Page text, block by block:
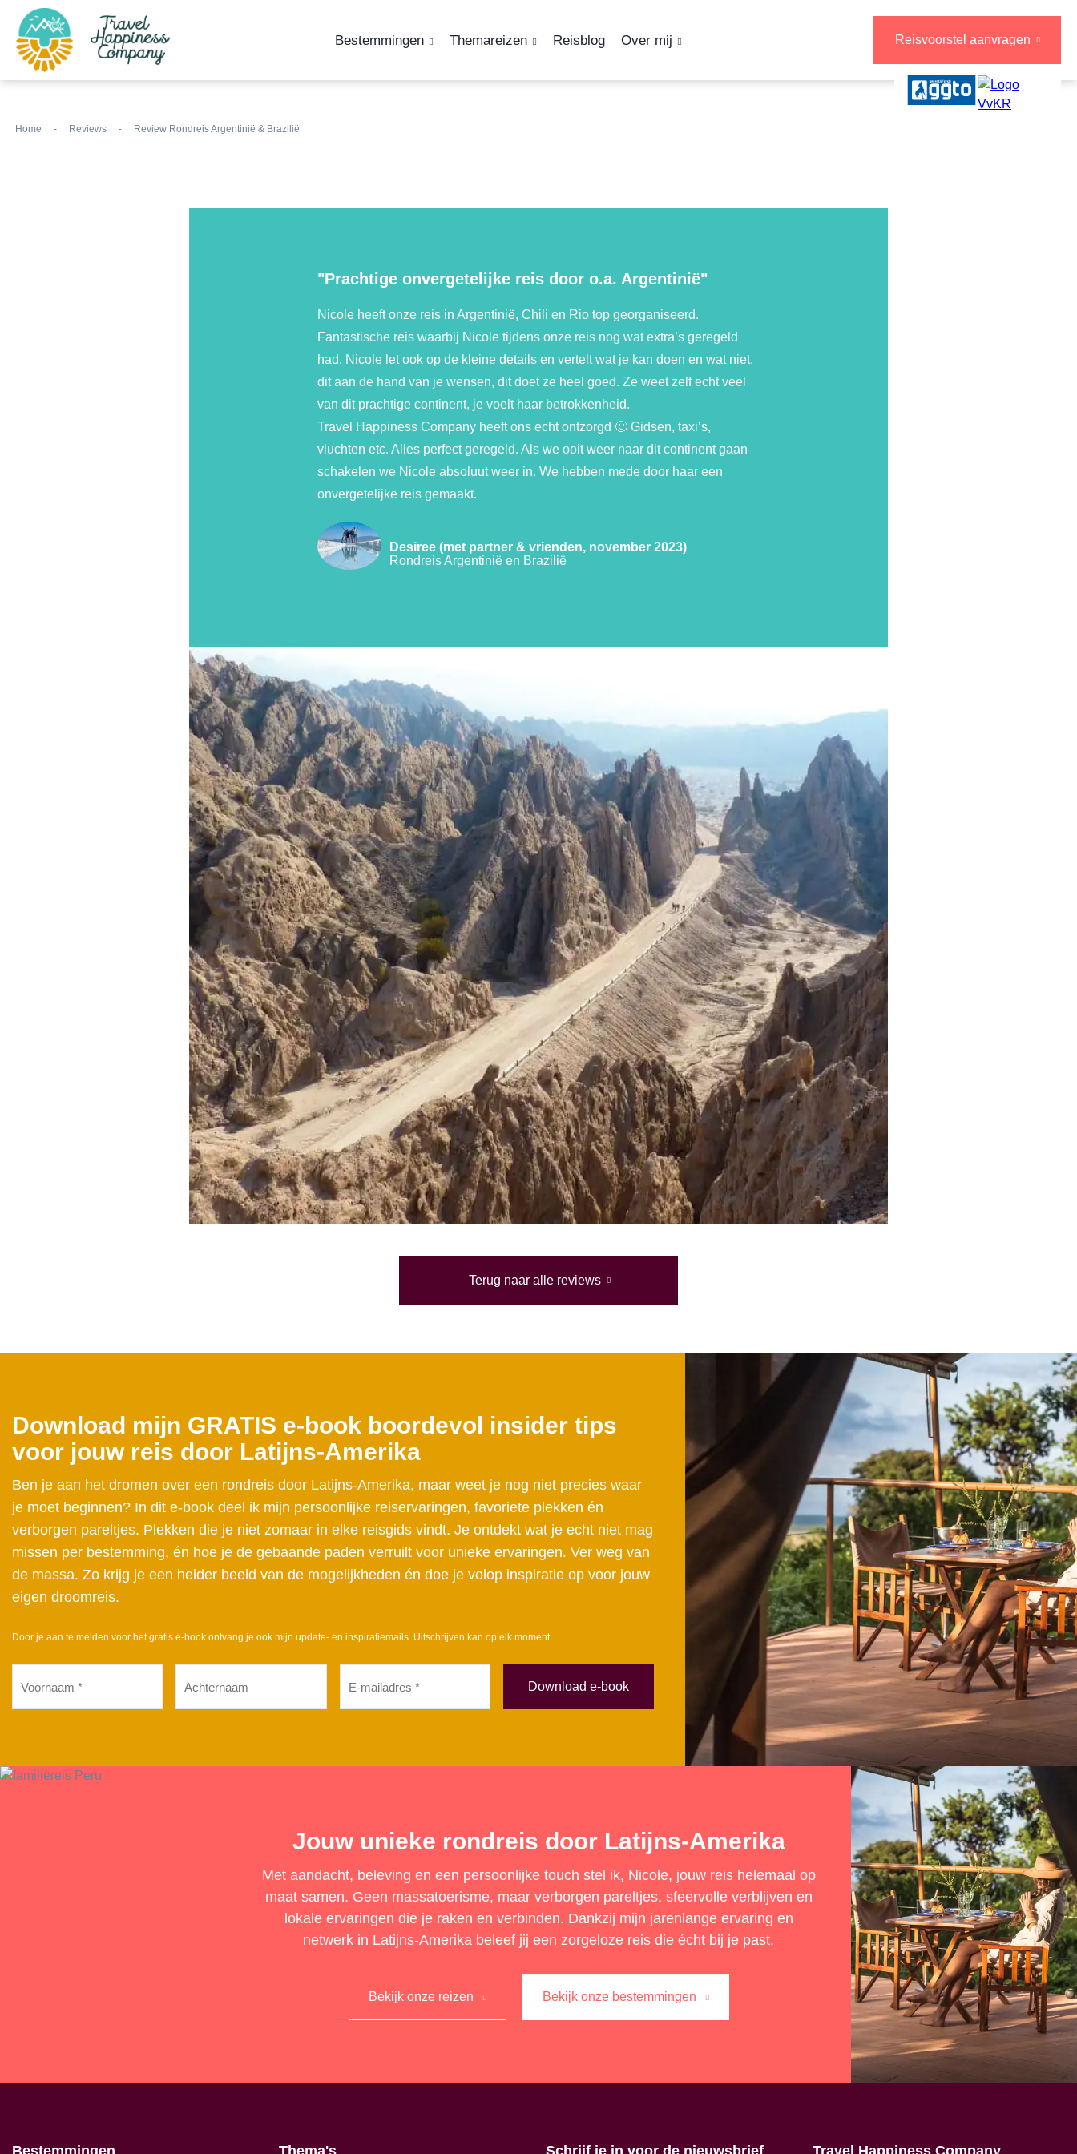
Bestemmingen Themareizen Reisblog Over mij Reisvoorstel aanvragen
Home - Reviews - Review Rondreis Argentinië & Brazilië
"Prachtige onvergetelijke reis door o.a. Argentinië"
Nicole heeft onze reis in Argentinië, Chili en Rio top georganiseerd.
Fantastische reis waarbij Nicole tijdens onze reis nog wat extra’s geregeld
had. Nicole let ook op de kleine details en vertelt wat je kan doen en wat niet,
dit aan de hand van je wensen, dit doet ze heel goed. Ze weet zelf echt veel
van dit prachtige continent, je voelt haar betrokkenheid.
Travel Happiness Company heeft ons echt ontzorgd 🙂 Gidsen, taxi’s,
vluchten etc. Alles perfect geregeld. Als we ooit weer naar dit continent gaan
schakelen we Nicole absoluut weer in. We hebben mede door haar een
onvergetelijke reis gemaakt.
Desiree (met partner & vrienden, november 2023)
Rondreis Argentinië en Brazilië
Terug naar alle reviews
Download mijn GRATIS e-book boordevol insider tips
voor jouw reis door Latijns-Amerika
Ben je aan het dromen over een rondreis door Latijns-Amerika, maar weet je nog niet precies waar
je moet beginnen? In dit e-book deel ik mijn persoonlijke reiservaringen, favoriete plekken én
verborgen pareltjes. Plekken die je niet zomaar in elke reisgids vindt. Je ontdekt wat je echt niet mag
missen per bestemming, én hoe je de gebaande paden verruilt voor unieke ervaringen. Ver weg van
de massa. Zo krijg je een helder beeld van de mogelijkheden én doe je volop inspiratie op voor jouw
eigen droomreis.
Door je aan te melden voor het gratis e-book ontvang je ook mijn update- en inspiratiemails. Uitschrijven kan op elk moment.
(Vereist)
mailadres
(Vereist)
Jouw unieke rondreis door Latijns-Amerika
Met aandacht, beleving en een persoonlijke touch stel ik, Nicole, jouw reis helemaal op
maat samen. Geen massatoerisme, maar verborgen pareltjes, sfeervolle verblijven en
lokale ervaringen die je raken en verbinden. Dankzij mijn jarenlange ervaring en
netwerk in Latijns-Amerika beleef jij een zorgeloze reis die écht bij je past.
Bekijk onze reizen Bekijk onze bestemmingen
Bestemmingen Thema's Schrijf je in voor de nieuwsbrief Travel Happiness Company